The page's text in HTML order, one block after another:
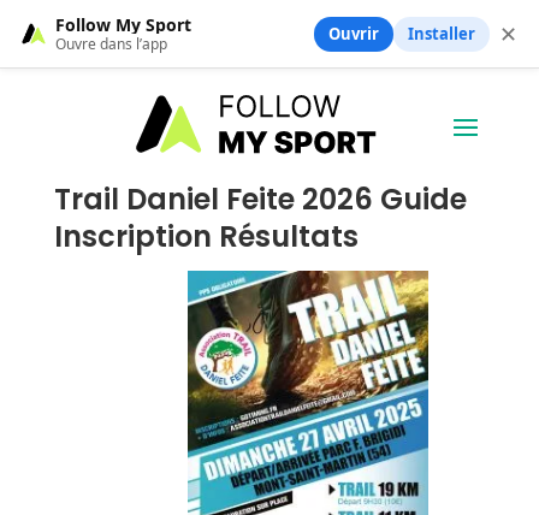
Trail Daniel Feite 2026 Guide
Inscription Résultats
Follow My Sport
Ouvre dans l’app Ouvrir Installer ✕